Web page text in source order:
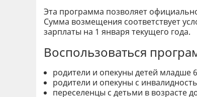
Эта программа позволяет
Сумма возмещения соответствует
зарплаты на 1 января текущего года.
Воспользоваться
родители и опекуны детей младше
родители и опекуны с
переселенцы с детьми в возрасте